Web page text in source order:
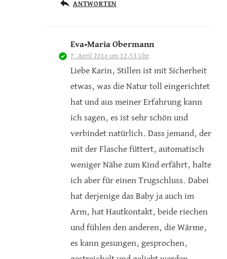
ANTWORTEN
Eva-Maria Obermann
7. April 2016 um 12:53 Uhr
Liebe Karin, Stillen ist mit Sicherheit
etwas, was die Natur toll eingerichtet
hat und aus meiner Erfahrung kann
ich sagen, es ist sehr schön und
verbindet natürlich. Dass jemand, der
mit der Flasche füttert, automatisch
weniger Nähe zum Kind erfährt, halte
ich aber für einen Trugschluss. Dabei
hat derjenige das Baby ja auch im
Arm, hat Hautkontakt, beide riechen
und fühlen den anderen, die Wärme,
es kann gesungen, gesprochen,